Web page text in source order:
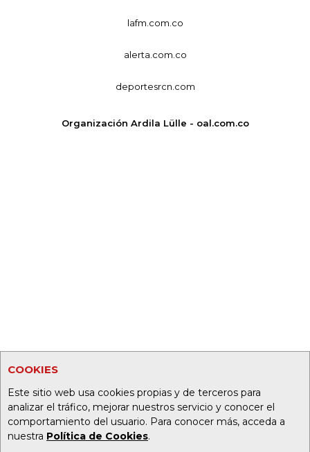
COOKIES
Este sitio web usa cookies propias y de terceros para
analizar el tráfico, mejorar nuestros servicio y conocer el
comportamiento del usuario. Para conocer más, acceda a
nuestra Política de Cookies.
lafm.com.co
alerta.com.co
deportesrcn.com
Organización Ardila Lülle - oal.com.co